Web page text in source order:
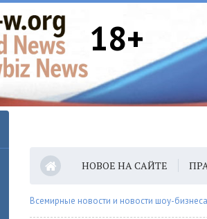
18+
НОВОЕ НА САЙТЕ
Всемирные новости и новости шоу-